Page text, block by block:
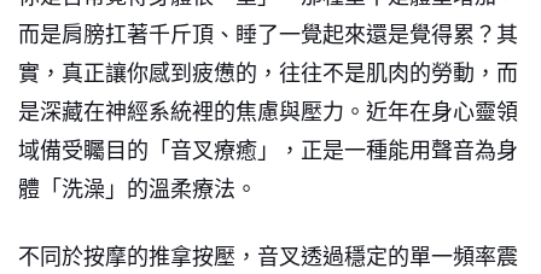
而是肩膀扛著千斤頂、睡了一覺起來還是覺得累？其
實，真正讓你感到疲憊的，往往不是肌肉的勞動，而
是深藏在神經系統裡的焦慮與壓力。近年在身心靈領
域備受矚目的「音叉療癒」，正是一種能用聲音為身
體「洗澡」的溫柔療法。
不同於按摩的推拿按壓，音叉透過穩定的單一頻率震